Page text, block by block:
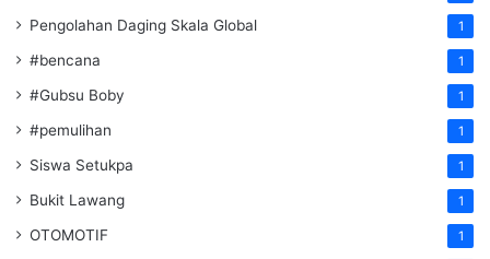
Pengolahan Daging Skala Global 1
#bencana 1
#Gubsu Boby 1
#pemulihan 1
Siswa Setukpa 1
Bukit Lawang 1
OTOMOTIF 1